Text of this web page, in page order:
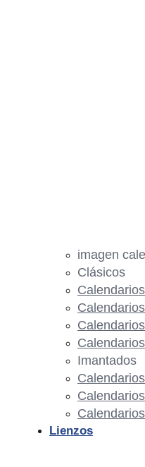
imagen
Clásicos
Imantados
Lienzos